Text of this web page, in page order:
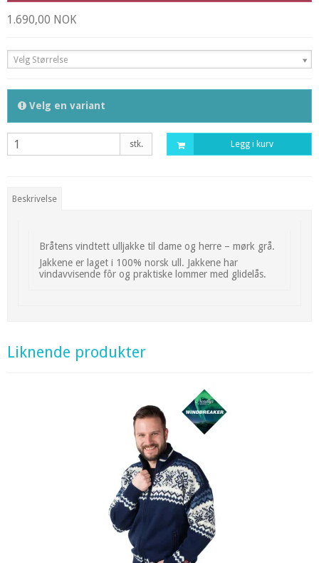
1.690,00 NOK
Velg Størrelse
Velg en variant
stk. Legg i kurv
Beskrivelse
Bråtens vindtett ulljakke til dame og herre – mørk grå.
Jakkene er laget i 100% norsk ull. Jakkene har
vindavvisende fôr og praktiske lommer med glidelås.
Liknende produkter